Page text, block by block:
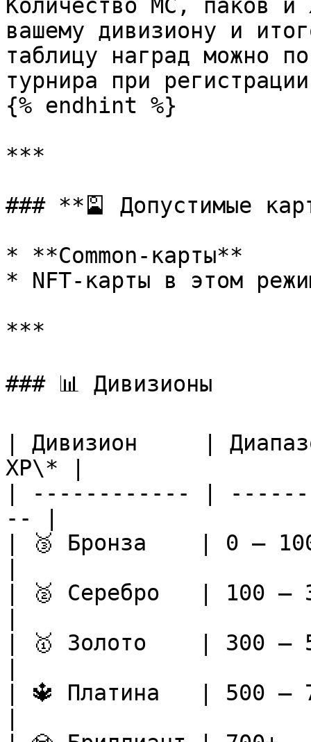
Количество MC, паков и
вашему дивизиону и
таблицу наград можно
турнира при
{% endhint %}
***
### **🎴 Допустимые
* **Common-карты**
* NFT-карты в этом
***
### 📊 Дивизионы
| Дивизион     |
XP\* |
| ------------ |
-- |
| 🥉 Бронза    | 0 –
| 🥈 Серебро   |
| 🥇 Золото    |
| 🔱 Платина   |